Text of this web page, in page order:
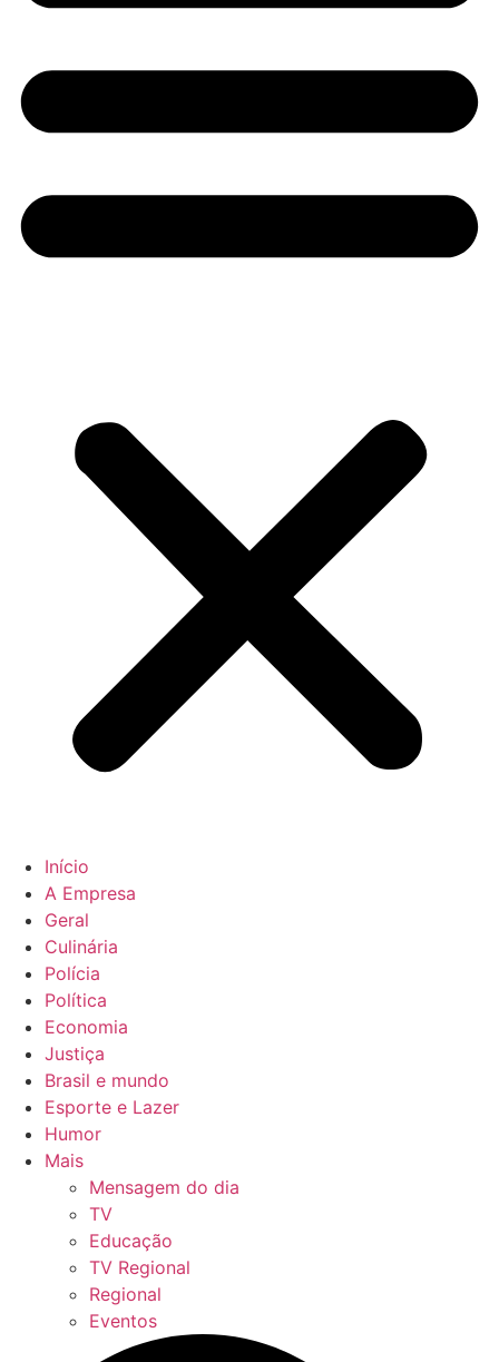
Início
A Empresa
Geral
Culinária
Polícia
Política
Economia
Justiça
Brasil e mundo
Esporte e Lazer
Humor
Mais
Mensagem do dia
TV
Educação
TV Regional
Regional
Eventos